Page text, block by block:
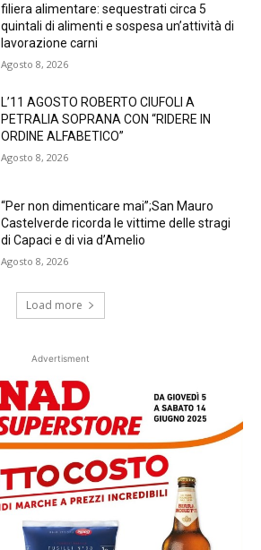
filiera alimentare: sequestrati circa 5
quintali di alimenti e sospesa un’attività di
lavorazione carni
Agosto 8, 2026
L’11 AGOSTO ROBERTO CIUFOLI A
PETRALIA SOPRANA CON “RIDERE IN
ORDINE ALFABETICO”
Agosto 8, 2026
“Per non dimenticare mai”;San Mauro
Castelverde ricorda le vittime delle stragi
di Capaci e di via d’Amelio
Agosto 8, 2026
Load more
Advertisment